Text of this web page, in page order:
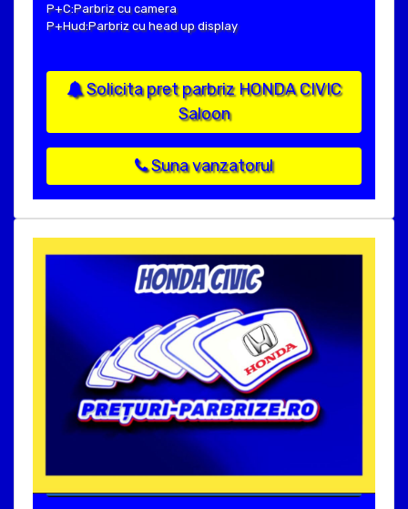
P+C:Parbriz cu camera
P+Hud:Parbriz cu head up display
Solicita pret parbriz HONDA CIVIC
Saloon
Suna vanzatorul